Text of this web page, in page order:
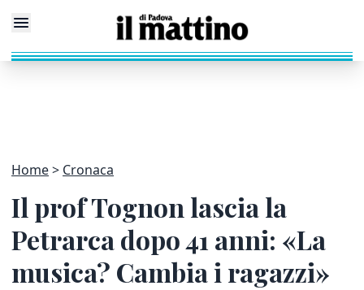
Home Cronaca
Il prof Tognon lascia la
Petrarca dopo 41 anni: «La
musica? Cambia i ragazzi»